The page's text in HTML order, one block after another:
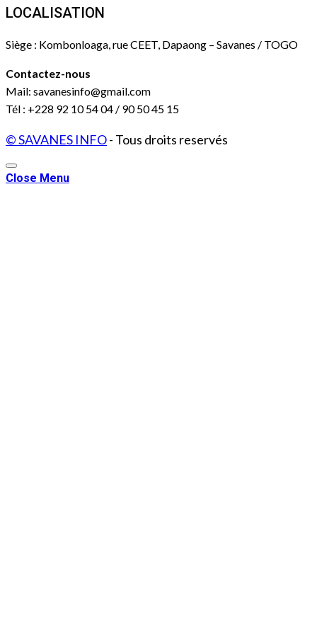
LOCALISATION
Siège : Kombonloaga, rue CEET, Dapaong – Savanes / TOGO
Contactez-nous
Mail: savanesinfo@gmail.com
Tél : +228 92 10 54 04 / 90 50 45 15
© SAVANES INFO- Tous droits reservés
Close Menu